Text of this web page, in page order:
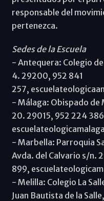
responsable del
pertenezca.
Sedes de la Escuela
- Antequera: Colegio
4. 29200, 952 841
257,
- Málaga: Obispado de
20. 29015, 952 224
- Marbella: Parroquia
Avda. del Calvario s/n.
899,
- Melilla: Colegio La
Juan Bautista de la